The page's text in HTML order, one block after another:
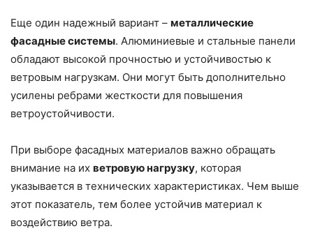
Еще один надежный вариант – металлические
фасадные системы. Алюминиевые и стальные панели
обладают высокой прочностью и устойчивостью к
ветровым нагрузкам. Они могут быть дополнительно
усилены ребрами жесткости для повышения
ветроустойчивости.
При выборе фасадных материалов важно обращать
внимание на их ветровую нагрузку, которая
указывается в технических характеристиках. Чем выше
этот показатель, тем более устойчив материал к
воздействию ветра.